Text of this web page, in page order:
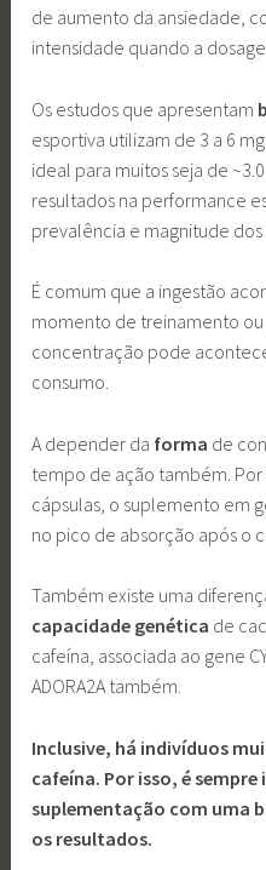
de aumento da ansiedade,
intensidade quando a
Os estudos que apresentam
esportiva utilizam de 3 a 6
ideal para muitos seja de
resultados na performance
prevalência e magnitude
É comum que a ingestão
momento de treinamento
concentração pode
consumo.
A depender da forma de
tempo de ação também.
cápsulas, o suplemento em
no pico de absorção após o
Também existe uma
capacidade genética de
cafeína, associada ao gene
ADORA2A também.
Inclusive, há indivíduos
cafeína. Por isso, é
suplementação com uma
os resultados.